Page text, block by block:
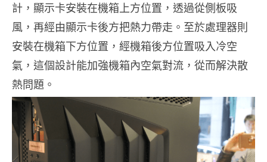
計，顯示卡安裝在機箱上方位置，透過從側板吸
風，再經由顯示卡後方把熱力帶走。至於處理器則
安裝在機箱下方位置，經機箱後方位置吸入冷空
氣，這個設計能加強機箱內空氣對流，從而解決散
熱問題。